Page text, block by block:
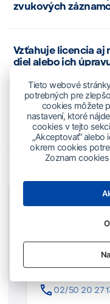
zvukových
Vzťahuje licencia
diel alebo ich
Ako treba
diela na
audiovizuálneho
Kontakt –
hudobných
Oddelenie
online
02/50 20 27
Tieto webové
potrebných pre
cookies môžete
nastavení, ktoré
cookies v tejto
„Akceptovať“ alebo
okrem cookies
Zoznam